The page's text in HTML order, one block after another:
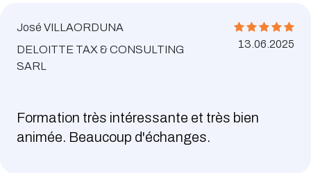
José VILLAORDUNA
DELOITTE TAX & CONSULTING
SARL
13.06.2025
Formation très intéressante et très bien
animée. Beaucoup d'échanges.